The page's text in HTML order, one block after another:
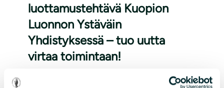
luottamustehtävä Kuopion
Luonnon Ystäväin
Yhdistyksessä – tuo uutta
virtaa toimintaan!
Kuopion Luonnon Ystäväin Yhdistyksen